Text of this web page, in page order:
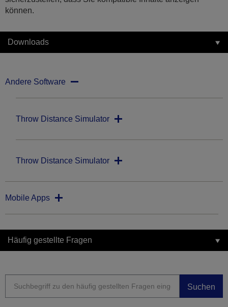
können.
Downloads
Andere Software
Throw Distance Simulator
Throw Distance Simulator
Mobile Apps
Häufig gestellte Fragen
Suchen